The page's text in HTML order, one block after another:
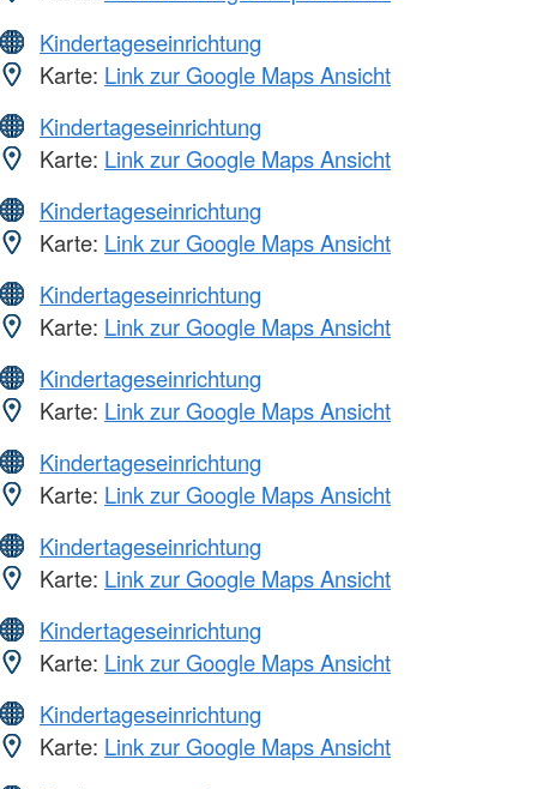
Kindertageseinrichtung
Karte: Link zur Google Maps Ansicht
Kindertageseinrichtung
Karte: Link zur Google Maps Ansicht
Kindertageseinrichtung
Karte: Link zur Google Maps Ansicht
Kindertageseinrichtung
Karte: Link zur Google Maps Ansicht
Kindertageseinrichtung
Karte: Link zur Google Maps Ansicht
Kindertageseinrichtung
Karte: Link zur Google Maps Ansicht
Kindertageseinrichtung
Karte: Link zur Google Maps Ansicht
Kindertageseinrichtung
Karte: Link zur Google Maps Ansicht
Kindertageseinrichtung
Karte: Link zur Google Maps Ansicht